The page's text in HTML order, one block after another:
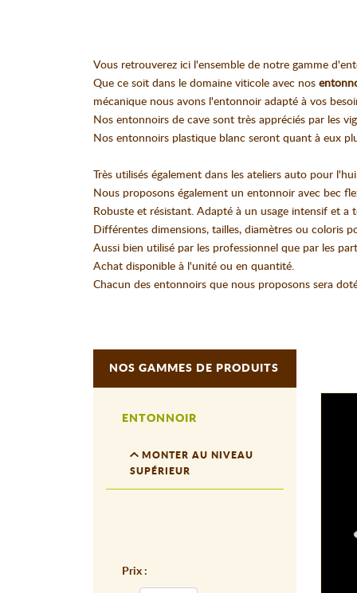
Vous retrouverez ici l'ensemble de notre gamme
Que ce soit dans le domaine viticole avec nos
mécanique nous avons l'entonnoir adapté à vos
Nos entonnoirs de cave sont très appréciés par les
Nos entonnoirs plastique blanc seront quant à eux
Très utilisés également dans les ateliers auto pour
Nous proposons également un entonnoir avec bec
Robuste et résistant. Adapté à un usage intensif et a
Différentes dimensions, tailles, diamètres ou coloris
Aussi bien utilisé par les professionnel que par les
Achat disponible à l'unité ou en quantité.
Chacun des entonnoirs que nous proposons sera
NOS GAMMES DE PRODUITS
ENTONNOIR
MONTER AU NIVEAU
SUPÉRIEUR
Prix :